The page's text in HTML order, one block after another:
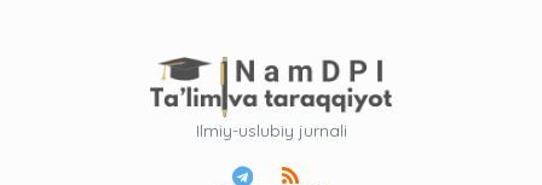
Ilmiy-uslubiy jurnali